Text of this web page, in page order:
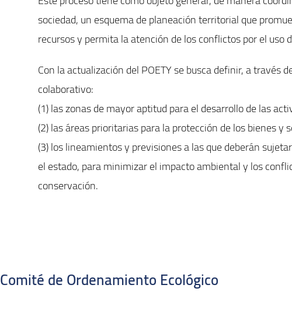
sociedad, un esquema de planeación territorial que
recursos y permita la atención de los conflictos por el uso
Con la actualización del POETY se busca definir, a través
colaborativo:
(1) las zonas de mayor aptitud para el desarrollo de las
(2) las áreas prioritarias para la protección de los bienes y
(3) los lineamientos y previsiones a las que deberán
el estado, para minimizar el impacto ambiental y los
conservación.
Comité de Ordenamiento Ecológico